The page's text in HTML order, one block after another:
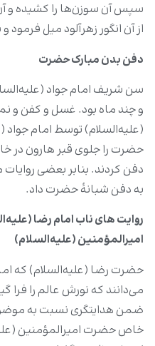
سپس آن سوزن‌ها را کشیده و آن
از آن انگور زهرآلود میل
دفن بدن مبارک حضرت
و چند ماه بود. غسل و کفن و
(علیه‌السلام) توسط امام جواد
حضرت را جلوی قبر هارون در
دفن کردند. بنابر بعضی
به دفن شبانۀ حضرت داد.
روایت های ناب امام رضا
امیرالمؤمنین (علیه‌السلام)
حضرت رضا (علیه‌السلام) که
می‌دانند که نورش عالم را فرا
ضمن هدایتگری نسبت به
خاص حضرت امیرالمؤمنین